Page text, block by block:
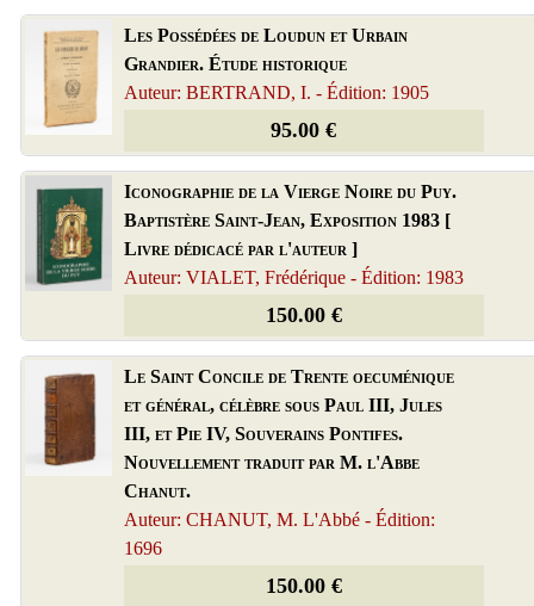
Les Possédées de Loudun et Urbain
Grandier. Étude historique
Auteur: BERTRAND, I. - Édition: 1905
95.00 €
Iconographie de la Vierge Noire du Puy.
Baptistère Saint-Jean, Exposition 1983 [
Livre dédicacé par l'auteur ]
Auteur: VIALET, Frédérique - Édition: 1983
150.00 €
Le Saint Concile de Trente oecuménique
et général, célèbre sous Paul III, Jules
III, et Pie IV, Souverains Pontifes.
Nouvellement traduit par M. l'Abbe
Chanut.
Auteur: CHANUT, M. L'Abbé - Édition:
1696
150.00 €